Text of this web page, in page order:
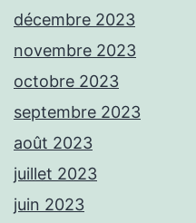
décembre 2023
novembre 2023
octobre 2023
septembre 2023
août 2023
juillet 2023
juin 2023